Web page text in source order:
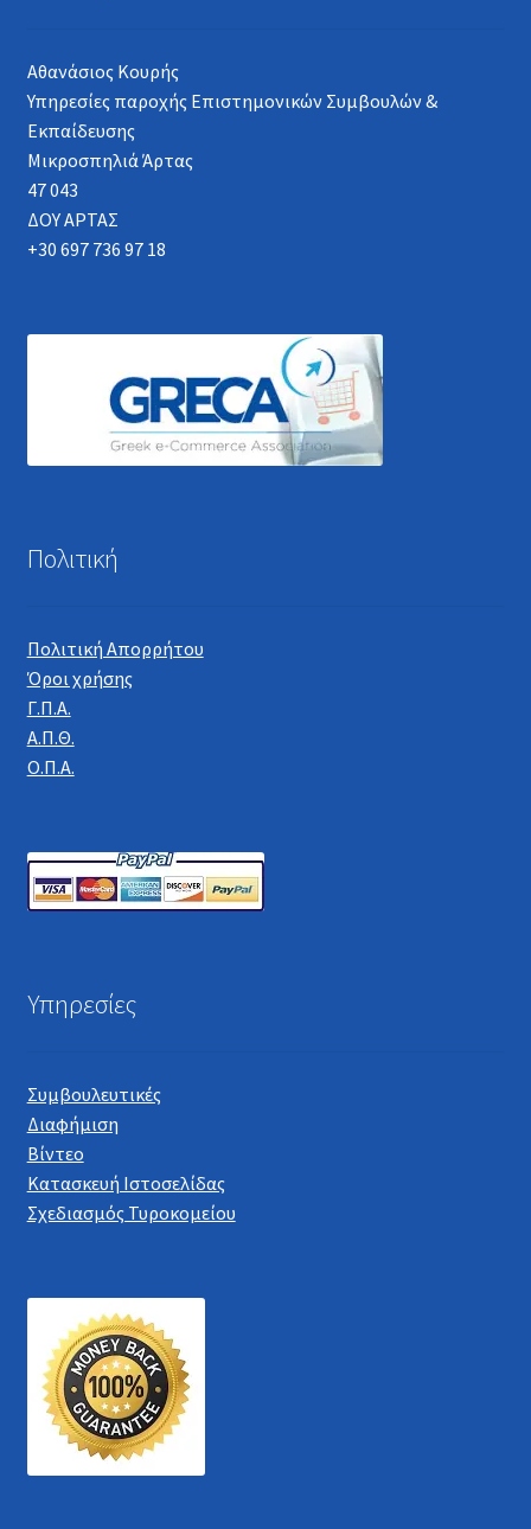
Αθανάσιος Κουρής
Υπηρεσίες παροχής Επιστημονικών Συμβουλών &
Εκπαίδευσης
Μικροσπηλιά Άρτας
47 043
ΔΟΥ ΑΡΤΑΣ
+30 697 736 97 18
Πολιτική
Πολιτική Απορρήτου
Όροι χρήσης
Γ.Π.Α.
Α.Π.Θ.
Ο.Π.Α.
Υπηρεσίες
Συμβουλευτικές
Διαφήμιση
Βίντεο
Κατασκευή Ιστοσελίδας
Σχεδιασμός Τυροκομείου